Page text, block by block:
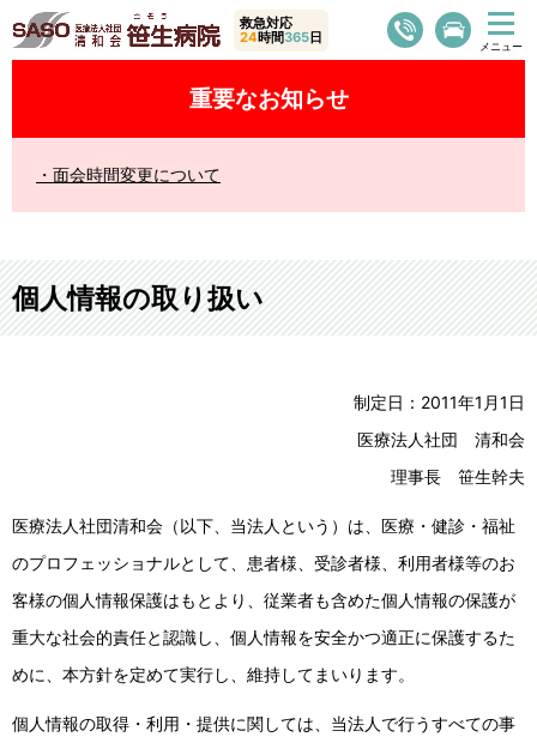
救急対応
24時間365日
重要なお知らせ
面会時間変更について
個人情報の取り扱い
制定日：2011年1月1日
医療法人社団 清和会
理事長 笹生幹夫
医療法人社団清和会（以下、当法人という）は、医療・健診・福祉
のプロフェッショナルとして、患者様、受診者様、利用者様等のお
客様の個人情報保護はもとより、従業者も含めた個人情報の保護が
重大な社会的責任と認識し、個人情報を安全かつ適正に保護するた
めに、本方針を定めて実行し、維持してまいります。
個人情報の取得・利用・提供に関しては、当法人で行うすべての事